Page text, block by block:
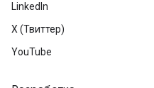
LinkedIn
X (Твиттер)
YouTube